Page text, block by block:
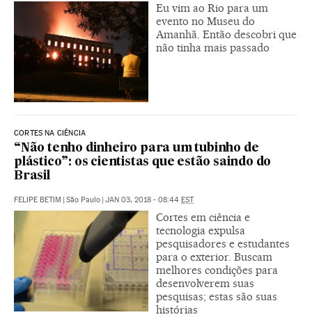
Eu vim ao Rio para um
evento no Museu do
Amanhã. Então descobri que
não tinha mais passado
CORTES NA CIÊNCIA
“Não tenho dinheiro para um tubinho de
plástico”: os cientistas que estão saindo do
Brasil
FELIPE BETIM | São Paulo | JAN 03, 2018 - 08:44 EST
Cortes em ciência e
tecnologia expulsa
pesquisadores e estudantes
para o exterior. Buscam
melhores condições para
desenvolverem suas
pesquisas; estas são suas
histórias